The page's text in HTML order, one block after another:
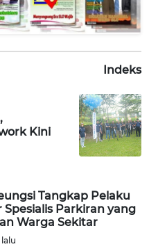
Indeks
Kini
Tangkap Pelaku
Parkiran yang
Warga Sekitar